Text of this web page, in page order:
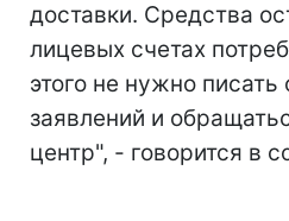
доставки. Средства
лицевых счетах
этого не нужно писать
заявлений и
центр", - говорится в